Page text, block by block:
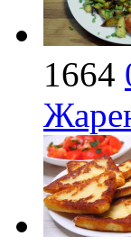
1664